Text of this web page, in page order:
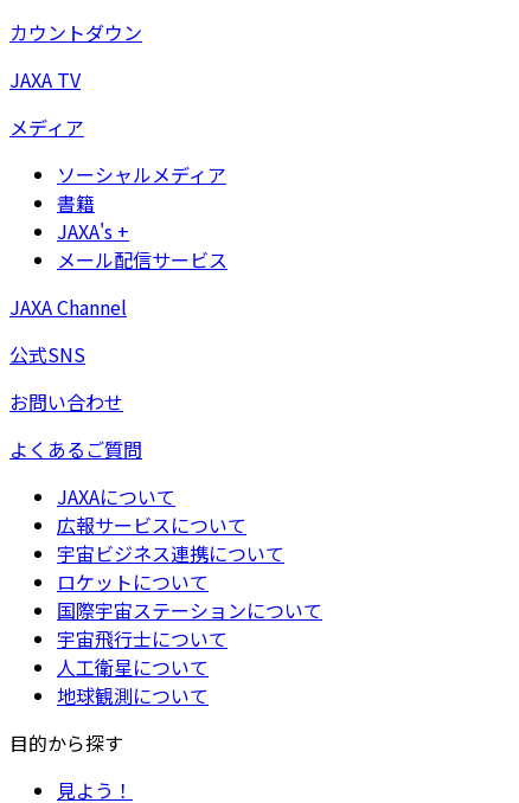
カウントダウン
JAXA TV
メディア
ソーシャルメディア
書籍
JAXA's +
メール配信サービス
JAXA Channel
公式SNS
お問い合わせ
よくあるご質問
JAXAについて
広報サービスについて
宇宙ビジネス連携について
ロケットについて
国際宇宙ステーションについて
宇宙飛行士について
人工衛星について
地球観測について
目的から探す
見よう！